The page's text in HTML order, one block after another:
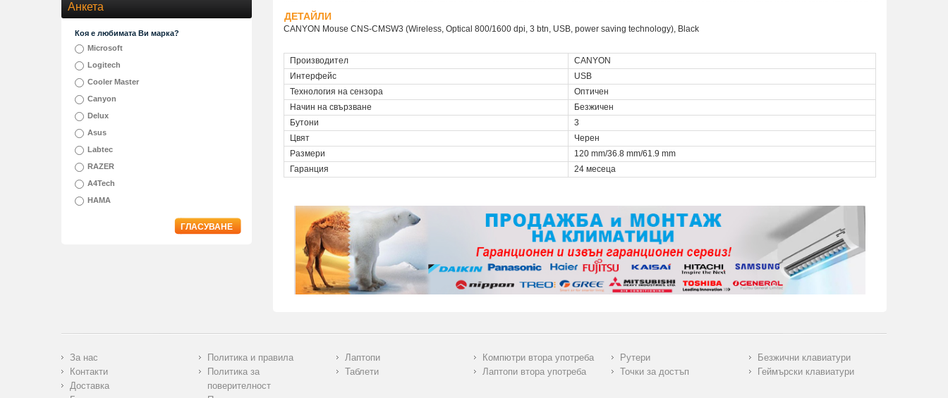
ДЕТАЙЛИ
CANYON Mouse CNS-CMSW3 (Wireless, Optical 800/1600 dpi, 3 btn, USB, power saving technology), Black
Производител
CANYON
Интерфейс
USB
Технология на сензора
Оптичен
Начин на свързване
Безжичен
Бутони
3
Цвят
Черен
Размери
120 mm/36.8 mm/61.9 mm
Гаранция
24 месеца
Анкета
Коя е любимата Ви марка?
Microsoft
Logitech
Cooler Master
Canyon
Delux
Asus
Labtec
RAZER
A4Tech
HAMA
ГЛАСУВАНЕ
За нас
Контакти
Доставка
Политика и правила
Политика за
поверителност
Лаптопи
Таблети
Компютри втора употреба
Лаптопи втора употреба
Рутери
Точки за достъп
Безжични клавиатури
Геймърски клавиатури